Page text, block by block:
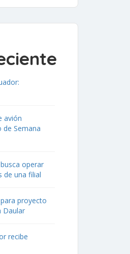
avión
Semana
busca operar
de una filial
proyecto
Daular
recibe